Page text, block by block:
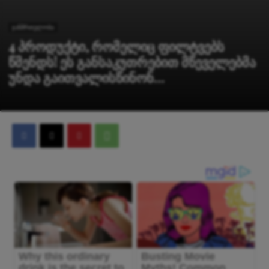
ჯანმრთელობა
4 პროდუქტი, რომელიც ფილტვებს
წმენდს! ეს განსაკუთრებით მწეველებმა
უნდა გაითვალისწინონ…